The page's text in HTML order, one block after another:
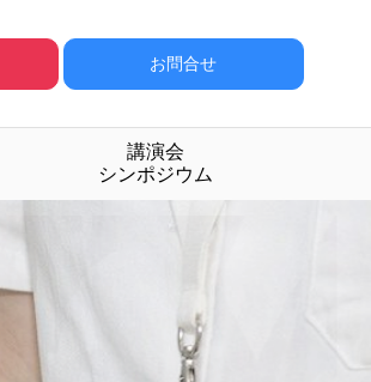
お問合せ
講演会
シンポジウム